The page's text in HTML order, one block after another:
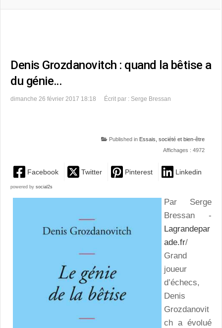
Denis Grozdanovitch : quand la bêtise a
du génie…
dimanche 26 février 2017 18:18 Écrit par : Serge Bressan
Published in Essais, société et bien-être
Affichages : 4972
Facebook Twitter Pinterest Linkedin
powered by social2s
Par Serge
Bressan -
Lagrandepar
ade.fr/
Grand
joueur
d’échecs,
Denis
Grozdanovit
ch a évolué